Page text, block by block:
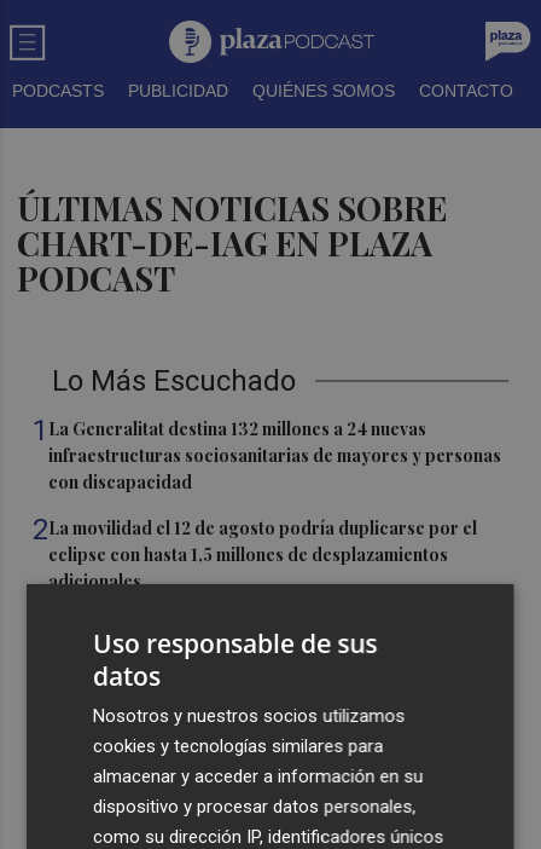
PODCASTS PUBLICIDAD QUIÉNES SOMOS CONTACTO
ÚLTIMAS NOTICIAS SOBRE
CHART-DE-IAG EN PLAZA
PODCAST
Lo Más Escuchado
1 La Generalitat destina 132 millones a 24 nuevas
infraestructuras sociosanitarias de mayores y personas
con discapacidad
2La movilidad el 12 de agosto podría duplicarse por el
eclipse con hasta 1,5 millones de desplazamientos
adicionales
Tírig para trabajar con medios aéreos
seguridad por el eclipse del día 12, con más de 24.000
efectivos
El Ayuntamiento de València lanza un decálogo para
seguir el eclipse con seguridad
Uso responsable de sus
datos
Nosotros y nuestros socios utilizamos
cookies y tecnologías similares para
almacenar y acceder a información en su
dispositivo y procesar datos personales,
como su dirección IP, identificadores únicos